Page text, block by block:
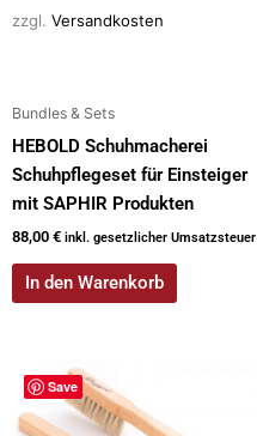
zzgl. Versandkosten
Bundles & Sets
HEBOLD Schuhmacherei
Schuhpflegeset für Einsteiger
mit SAPHIR Produkten
88,00 € inkl. gesetzlicher Umsatzsteuer
In den Warenkorb
Save